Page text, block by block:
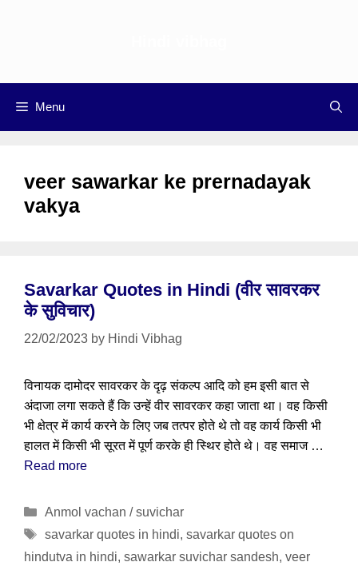
Menu
veer sawarkar ke prernadayak
vakya
Savarkar Quotes in Hindi (वीर सावरकर
के सुविचार)
22/02/2023 by Hindi Vibhag
विनायक दामोदर सावरकर के दृढ़ संकल्प आदि को हम इसी बात से
अंदाजा लगा सकते हैं कि उन्हें वीर सावरकर कहा जाता था। वह किसी
भी क्षेत्र में कार्य करने के लिए जब तत्पर होते थे तो वह कार्य किसी भी
हालत में किसी भी सूरत में पूर्ण करके ही स्थिर होते थे। वह समाज …
Read more
Categories
Anmol vachan / suvichar
Tags
savarkar quotes in hindi, savarkar quotes on
hindutva in hindi, sawarkar suvichar sandesh, veer